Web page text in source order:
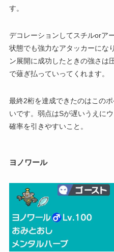
す。
デコレーションしてスチルorア
状態でも強力なアタッカーにな
ン展開に成功したときの強さは
で薙ぎ払っていってくれます。
最終2桁を達成できたのはこの
いです。弱点はSが遅いうえに
確率を引きやすいこと。
ヨノワール